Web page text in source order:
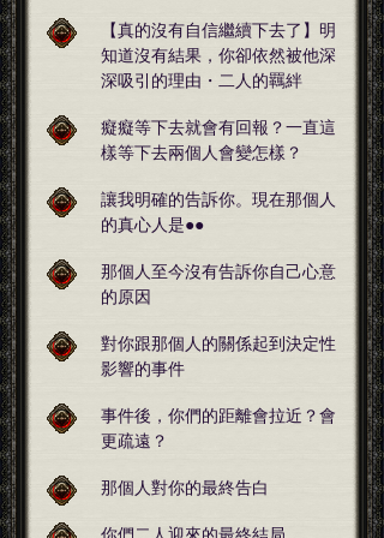
【真的沒有自信繼續下去了】明
知道沒有結果，你卻依然被他深
深吸引的理由・二人的羈絆
癡癡等下去就會有回報？一直這
樣等下去兩個人會變怎樣？
讓我明確的告訴你。現在那個人
的真心人是●●
那個人至今沒有告訴你自己心意
的原因
對你跟那個人的關係起到決定性
影響的事件
事件後，你們的距離會拉近？會
更疏遠？
那個人對你的最終告白
你們二人迎來的最終結局